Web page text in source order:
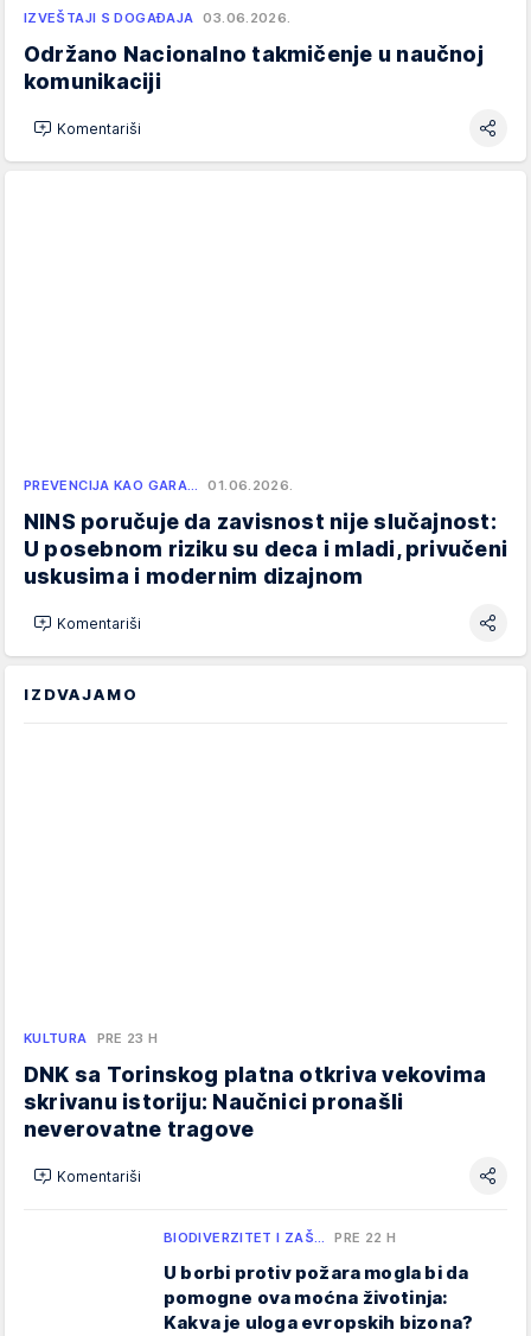
IZVEŠTAJI S DOGAĐAJA 03.06.2026.
Održano Nacionalno takmičenje u naučnoj
komunikaciji
Komentariši
PREVENCIJA KAO GARA… 01.06.2026.
NINS poručuje da zavisnost nije slučajnost:
U posebnom riziku su deca i mladi, privučeni
uskusima i modernim dizajnom
Komentariši
IZDVAJAMO
KULTURA PRE 23 H
DNK sa Torinskog platna otkriva vekovima
skrivanu istoriju: Naučnici pronašli
neverovatne tragove
Komentariši
BIODIVERZITET I ZAŠ… PRE 22 H
U borbi protiv požara mogla bi da
pomogne ova moćna životinja:
Kakva je uloga evropskih bizona?